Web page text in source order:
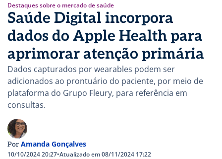
Destaques sobre o mercado de saúde
Saúde Digital incorpora
dados do Apple Health para
aprimorar atenção primária
Dados capturados por wearables podem ser
adicionados ao prontuário do paciente, por meio de
plataforma do Grupo Fleury, para referência em
consultas.
Por Amanda Gonçalves
10/10/2024 20:27•Atualizado em 08/11/2024 17:22